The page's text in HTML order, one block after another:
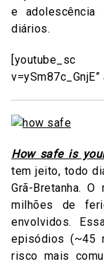
e
diários.
[youtube_sc
v=ySm87c_GnjE”
How safe is
tem jeito, todo
Grã-Bretanha.
milhões de
envolvidos.
episódios (~45
risco mais